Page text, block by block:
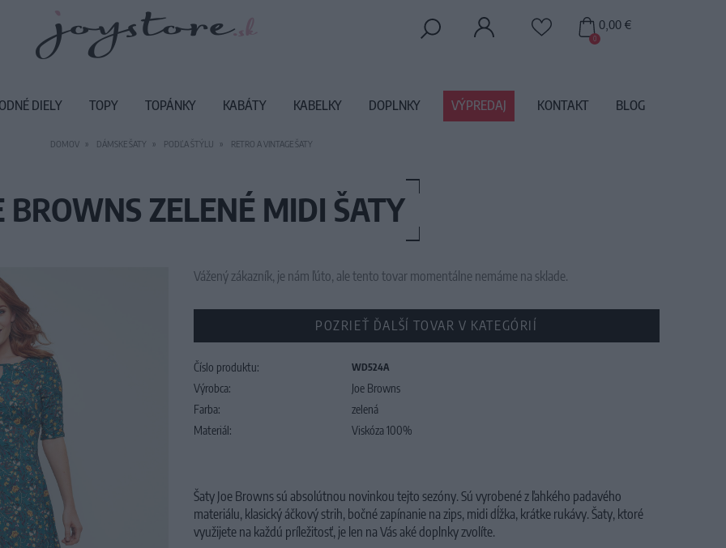
DOMOV DÁMSKE ŠATY PODĽA ŠTÝLU RETRO A VINTAGE ŠATY
BROWNS ZELENÉ MIDI ŠATY
Vážený zákazník, je nám ľúto, ale tento tovar momentálne nemáme na sklade.
POZRIEŤ ĎALŠÍ TOVAR V KATEGÓRIÍ
Číslo produktu: WD524A
Výrobca:
Joe Browns
Farba:
zelená
Materiál:
Viskóza 100%
Šaty Joe Browns sú absolútnou novinkou tejto sezóny. Sú vyrobené z ľahkého padavého
materiálu, klasický áčkový strih, bočné zapínanie na zips, midi dĺžka, krátke rukávy. Šaty, ktoré
využijete na každú príležitosť, je len na Vás aké doplnky zvolíte.
0
0,00 €
DIELY TOPY TOPÁNKY KABÁTY KABELKY DOPLNKY VÝPREDAJ KONTAKT BLOG